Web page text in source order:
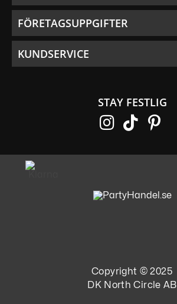
FÖRETAGSUPPGIFTER
KUNDSERVICE
STAY FESTLIG
Copyright © 2025
DK North Circle AB